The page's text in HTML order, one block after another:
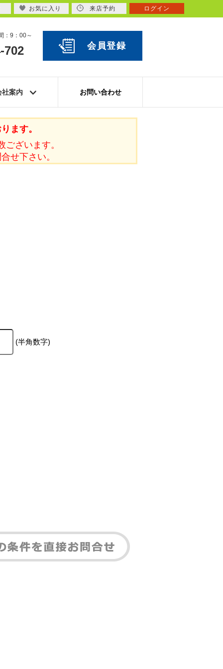
：9：00～
702 会員登録
社案内 お問い合わせ
ます。
ざいます。
せ下さい。
(半角数字)
お気に入り 来店予約 ログイン